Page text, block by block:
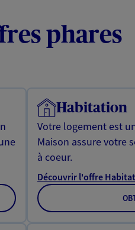
phares
Habitation
Votre logement est
Maison assure votre
à coeur.
Découvrir l'offre